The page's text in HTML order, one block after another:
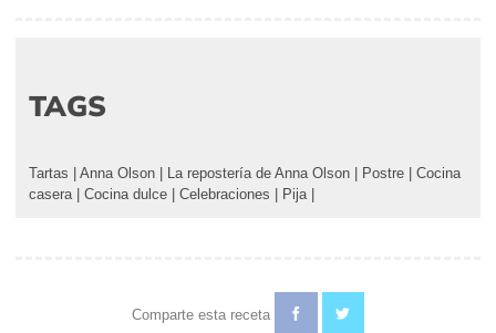
TAGS
Tartas Anna Olson La repostería de Anna Olson Postre
Cocina
casera
Cocina dulce Celebraciones Pija
Comparte esta receta